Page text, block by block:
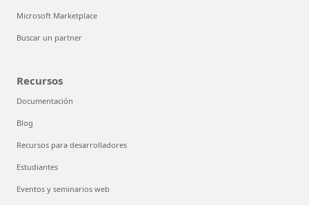
Microsoft Marketplace
Buscar un partner
Recursos
Documentación
Blog
Recursos para desarrolladores
Estudiantes
Eventos y seminarios web